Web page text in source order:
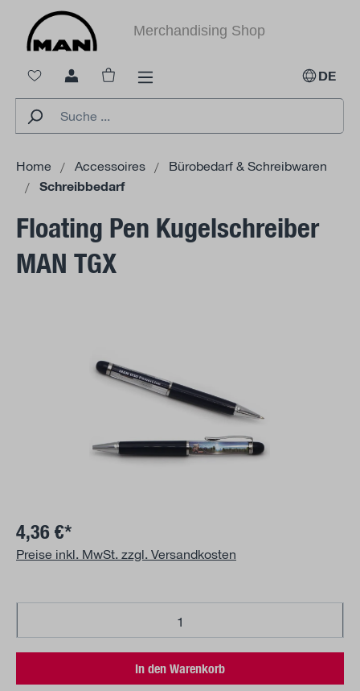
springen
Merchandising Shop
DE
Warenkorb enthält 0 Positionen. Der
Home Accessoires Bürobedarf & Schreibwaren
Schreibbedarf
Floating Pen Kugelschreiber
MAN TGX
4,36 €*
Preise inkl. MwSt. zzgl. Versandkosten
Produkt Anzahl: Gib den gewünschten
In den Warenkorb